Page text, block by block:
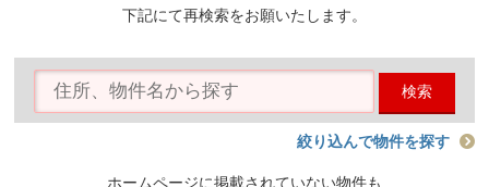
物件を探す
購入TOP
条件から探す
下記にて再検索をお願いたします。
検索
絞り込んで物件を探す
ホームページに掲載されていない物件も